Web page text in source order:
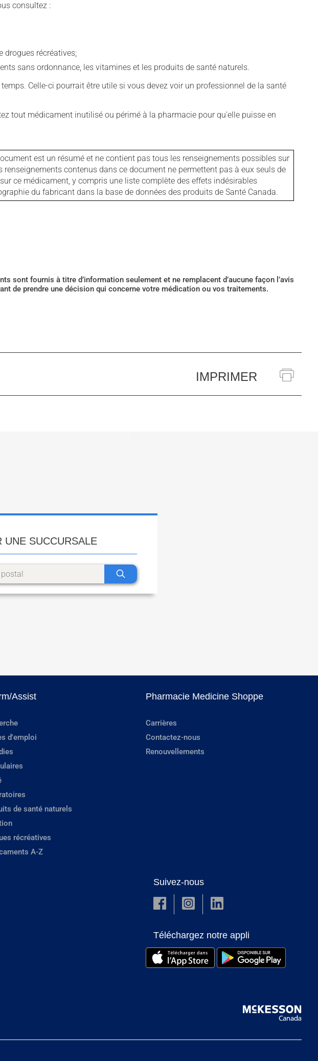
consultez :
drogues récréatives;
sans ordonnance, les vitamines et les produits de santé naturels.
Celle-ci pourrait être utile si vous devez voir un professionnel de la santé
tout médicament inutilisé ou périmé à la pharmacie pour qu'elle puisse en
est un résumé et ne contient pas tous les renseignements possibles sur
contenus dans ce document ne permettent pas à eux seuls de
ce médicament, y compris une liste complète des effets indésirables
du fabricant dans la base de données des produits de Santé Canada.
fournis à titre d’information seulement et ne remplacent d’aucune façon l’avis
de prendre une décision qui concerne votre médication ou vos traitements.
IMPRIMER
UNE SUCCURSALE
Assist
d'emploi
de santé naturels
récréatives
A-Z
Pharmacie Medicine Shoppe
Carrières
Contactez-nous
Renouvellements
Suivez-nous
Téléchargez notre appli